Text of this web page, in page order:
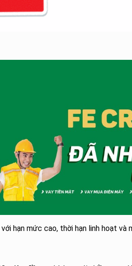
hạn mức cao, thời hạn linh hoạt